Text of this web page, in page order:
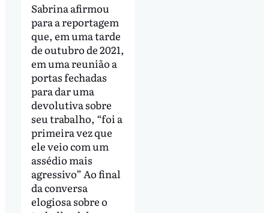
Sabrina afirmou
para a reportagem
que, em uma tarde
de outubro de 2021,
em uma reunião a
portas fechadas
para dar uma
devolutiva sobre
seu trabalho, “foi a
primeira vez que
ele veio com um
assédio mais
agressivo” Ao final
da conversa
elogiosa sobre o